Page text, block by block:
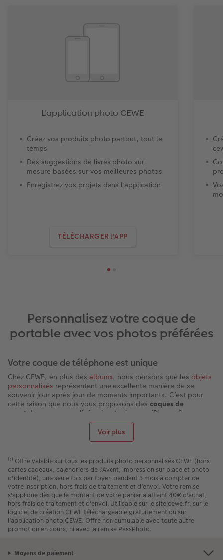
L'application photo CEWE
Créez vos produits photo partout, tout le
temps
Des suggestions de livres photo sur-
mesure basées sur vos meilleures photos
Enregistrez vos projets dans l’application
TÉLÉCHARGER l'APP
Personnalisez votre coque de
portable avec vos photos préférées
Voir plus
Votre coque de téléphone est unique
Chez CEWE, en plus des albums, nous pensons que les objets
personnalisés représentent une excellente manière de se
souvenir jour après jour de moments importants. C’est pour
cette raison que nous vous proposons des coques de
smartphone personnalisées
à votre image : iPhone, Samsung,
Huawei, Xiaomi… choisissez votre modèle de portable et
protégez-le. C’est aussi une formidable idée de cadeau bien
plus originale qu’une simple coque transparente.
Parce qu’il vous est indispensable au quotidien, votre
smartphone fait partie des objets qui ne vous quittent jamais.
Nous avons pensé que vous aimeriez qu’il puisse être
entièrement personnalisé, et ce, grâce à une coque créée
uniquement pour vous. Coques Essentielle, Avancée, Max ou
ancore l'étui portefeuille : elle s’adapte à vos envies et se pare
de l’un de vos meilleurs souvenirs, d’une photo qui vous
rappelle de beaux moments ou d’un portrait de votre famille.
smartphone
⁽¹⁾ Offre valable sur tous les produits photo personnalisés CEWE (hors
cartes cadeaux, calendriers de l’Avent, impression sur place et photo
d'identité), une seule fois par foyer, pendant 3 mois à compter de
votre inscription, hors frais de traitement et d’envoi. Votre remise
s'applique dès que le montant de votre panier a atteint 40€ d'achat,
hors frais de traitement et d'envoi. Utilisable sur le site cewe.fr, sur le
logiciel de création CEWE téléchargeable gratuitement ou sur
l’application photo CEWE. Offre non cumulable avec toute autre
promotion en cours, ni avec la remise PassPhoto.
Moyens de paiement